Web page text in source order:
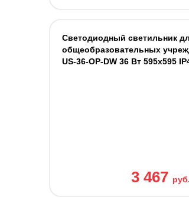
Светодиодный светильник
общеобразовательных
US-36-OP-DW 36 Вт 595x595
3 467 руб.